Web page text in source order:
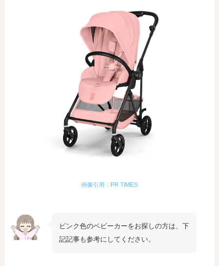
画像引用：PR TIMES
ピンク色のベビーカーをお探しの方は、下
記記事も参考にしてください。